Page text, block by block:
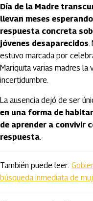
Día de la Madre
llevan meses
respuesta concreta
jóvenes desaparecidos.
estuvo marcada por
Mariquita varias madres la
incertidumbre.
La ausencia dejó de ser
en una forma de
de aprender a convivir
respuesta.
También puede leer:
búsqueda inmediata de